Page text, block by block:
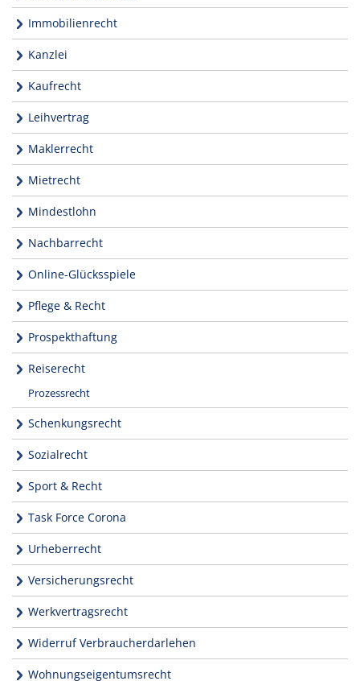
Immobilienrecht
Kanzlei
Kaufrecht
Leihvertrag
Maklerrecht
Mietrecht
Mindestlohn
Nachbarrecht
Online-Glücksspiele
Pflege & Recht
Prospekthaftung
Reiserecht
Prozessrecht
Schenkungsrecht
Sozialrecht
Sport & Recht
Task Force Corona
Urheberrecht
Versicherungsrecht
Werkvertragsrecht
Widerruf Verbraucherdarlehen
Wohnungseigentumsrecht